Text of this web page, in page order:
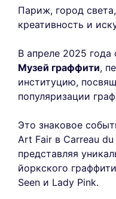
Париж, город
креативность и
В апреле 2025 года
Музей граффити,
институцию,
популяризации
Это знаковое
Art Fair в Carreau
представляя
йоркского
Seen и Lady Pink.